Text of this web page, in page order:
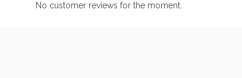
No customer reviews for the moment.